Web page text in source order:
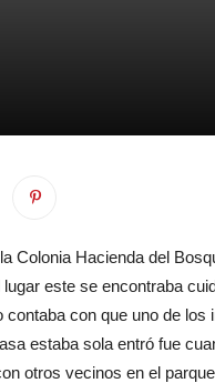
Colonia Hacienda del
este se encontraba
con que uno de los
estaba sola entró fue
otros vecinos en el